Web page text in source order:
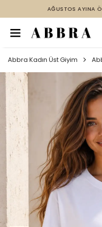
AĞUSTOS AYINA
Abbra Kadın Üst Giyim